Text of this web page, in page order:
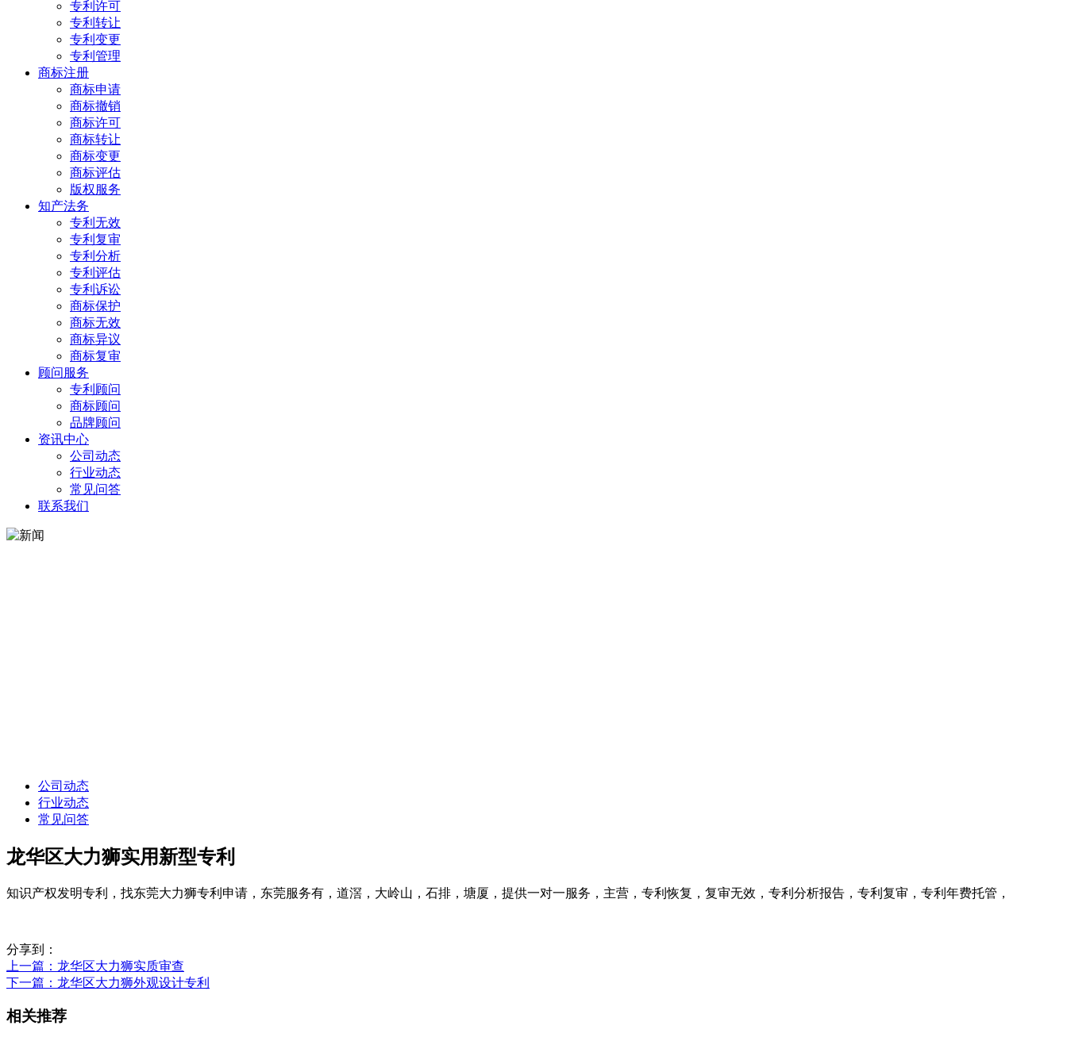
专利许可
专利转让
专利变更
专利管理
商标注册
商标申请
商标撤销
商标许可
商标转让
商标变更
商标评估
版权服务
知产法务
专利无效
专利复审
专利分析
专利评估
专利诉讼
商标保护
商标无效
商标异议
商标复审
顾问服务
专利顾问
商标顾问
品牌顾问
资讯中心
公司动态
行业动态
常见问答
联系我们
公司动态
行业动态
常见问答
龙华区大力狮实用新型专利
知识产权发明专利，找东莞大力狮专利申请，东莞服务有，道滘，大岭山，石排，塘厦，提供一对一服务，主营，专利恢复，复审无效，专利分析报告，专利复审，专利年费托管，
分享到：
上一篇 ：龙华区大力狮实质审查
下一篇 ：龙华区大力狮外观设计专利
相关推荐